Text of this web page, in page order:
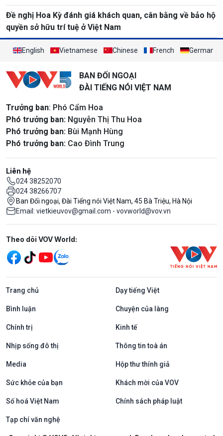
Đề nghị Hoa Kỳ đánh giá khách quan, cân bằng về bảo hộ
quyền sở hữu trí tuệ ở Việt Nam
English Vietnamese Chinese French German
BAN ĐỐI NGOẠI
ĐÀI TIẾNG NÓI VIỆT NAM
Trưởng ban: Phó Cẩm Hoa
Phó trưởng ban: Nguyễn Thị Thu Hoa
Phó trưởng ban: Bùi Mạnh Hùng
Phó trưởng ban: Cao Đình Trung
Liên hệ
024 38252070
024 38266707
Ban Đối ngoại, Đài Tiếng nói Việt Nam, 45 Bà Triệu, Hà Nội
Email: vietkieuvov@gmail.com - vovworld@vov.vn
Mạng xã hội
Theo dõi VOV World:
Trang chủ Dạy tiếng Việt
Bình luận Chuyện của làng
Chính trị Kinh tế
Nhịp sống đô thị Thông tin toà án
Media Hộp thư thính giả
Sức khỏe của bạn Khách mời của VOV
Số hoá Việt Nam Chính sách pháp luật
Tạp chí văn nghệ